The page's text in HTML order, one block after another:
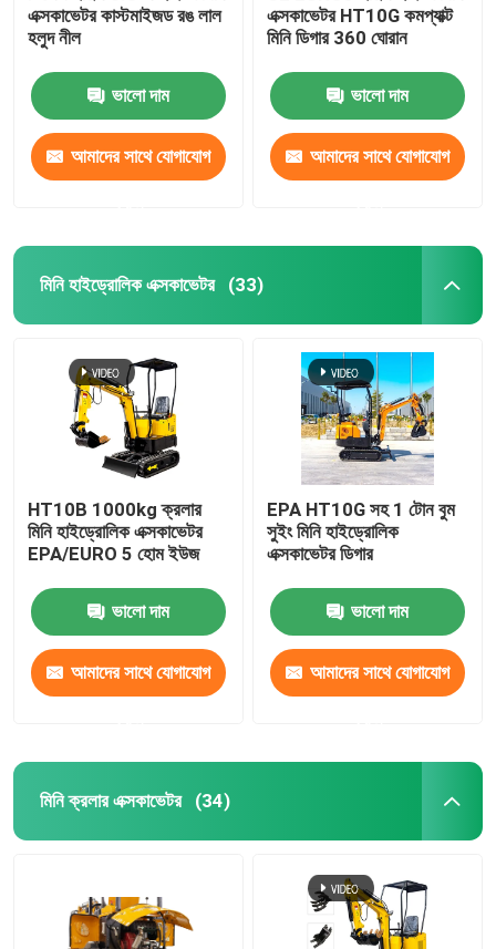
এক্সকাভেটর কাস্টমাইজড রঙ লাল
হলুদ নীল
ভালো দাম
আমাদের সাথে যোগাযোগ
এক্সকাভেটর HT10G কমপ্যাক্ট
মিনি ডিগার 360 ঘোরান
ভালো দাম
আমাদের সাথে যোগাযোগ
মিনি হাইড্রোলিক এক্সকাভেটর (33)
HT10B 1000kg ক্রলার
মিনি হাইড্রোলিক এক্সকাভেটর
EPA/EURO 5 হোম ইউজ
ভালো দাম
আমাদের সাথে যোগাযোগ
EPA HT10G সহ 1 টোন বুম
সুইং মিনি হাইড্রোলিক
এক্সকাভেটর ডিগার
ভালো দাম
আমাদের সাথে যোগাযোগ
মিনি ক্রলার এক্সকাভেটর (34)